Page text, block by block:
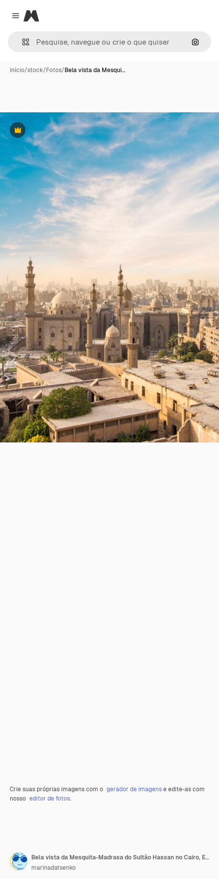
Close menu
Magnific
Início/stock/Fotos/Bela vista da Mesqui…
Premium
Crie suas próprias imagens com o gerador de imagense edite-as com
nosso editor de fotos.
Bela vista da Mesquita-Madrasa do Sultão Hassan no Cairo, Egito
marinadatsenko